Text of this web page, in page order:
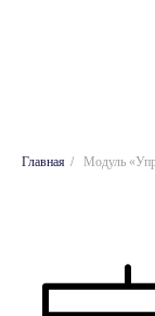
Главная / Модуль